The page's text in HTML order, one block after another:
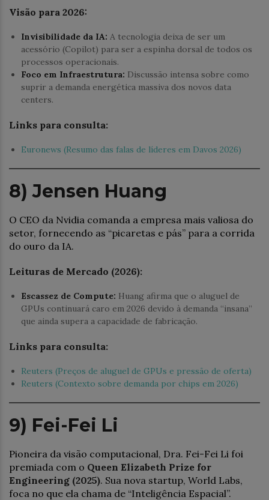
Visão para 2026:
Invisibilidade da IA: A tecnologia deixa de ser um
acessório (Copilot) para ser a espinha dorsal de todos os
processos operacionais.
Foco em Infraestrutura: Discussão intensa sobre como
suprir a demanda energética massiva dos novos data
centers.
Links para consulta:
Euronews (Resumo das falas de líderes em Davos 2026)
8) Jensen Huang
O CEO da Nvidia comanda a empresa mais valiosa do
setor, fornecendo as “picaretas e pás” para a corrida
do ouro da IA.
Leituras de Mercado (2026):
Escassez de Compute: Huang afirma que o aluguel de
GPUs continuará caro em 2026 devido à demanda “insana”
que ainda supera a capacidade de fabricação.
Links para consulta:
Reuters (Preços de aluguel de GPUs e pressão de oferta)
Reuters (Contexto sobre demanda por chips em 2026)
9) Fei-Fei Li
Pioneira da visão computacional, Dra. Fei-Fei Li foi
premiada com o Queen Elizabeth Prize for
Engineering (2025). Sua nova startup, World Labs,
foca no que ela chama de “Inteligência Espacial”.